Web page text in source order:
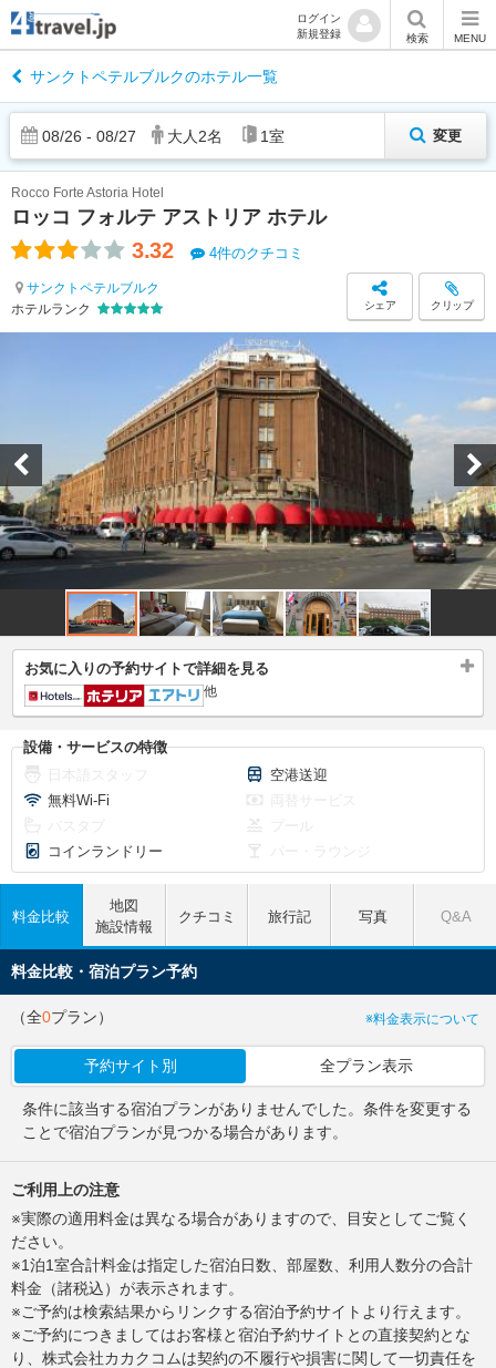
ログイン
新規登録
検索 MENU
サンクトペテルブルクのホテル一覧
08/26 - 08/27 大人 2名 1室 変更
ロッコ フォルテ アストリア ホテル
Rocco Forte Astoria Hotel
3.32 4件のクチコミ
サンクトペテルブルク
ホテルランク
シェア クリップ
お気に入りの予約サイトで詳細を見る
他
設備・サービスの特徴
空港送迎
無料Wi-Fi
コインランドリー
料金比較
地図
施設情報
クチコミ 旅行記 写真 Q&A
料金比較・宿泊プラン予約
（全0プラン） ※料金表示について
予約サイト別 全プラン表示
条件に該当する宿泊プランがありませんでした。条件を変更する
ことで宿泊プランが見つかる場合があります。
ご利用上の注意
※実際の適用料金は異なる場合がありますので、目安としてご覧く
ださい。
※1泊1室合計料金は指定した宿泊日数、部屋数、利用人数分の合計
料金（諸税込）が表示されます。
※ご予約は検索結果からリンクする宿泊予約サイトより行えます。
※ご予約につきましてはお客様と宿泊予約サイトとの直接契約とな
り、株式会社カカクコムは契約の不履行や損害に関して一切責任を